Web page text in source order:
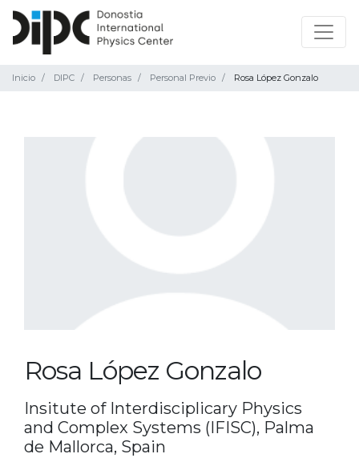
Inicio DIPC Personas Personal Previo Rosa López Gonzalo
Rosa López Gonzalo
Insitute of Interdisciplicary Physics
and Complex Systems (IFISC), Palma
de Mallorca, Spain